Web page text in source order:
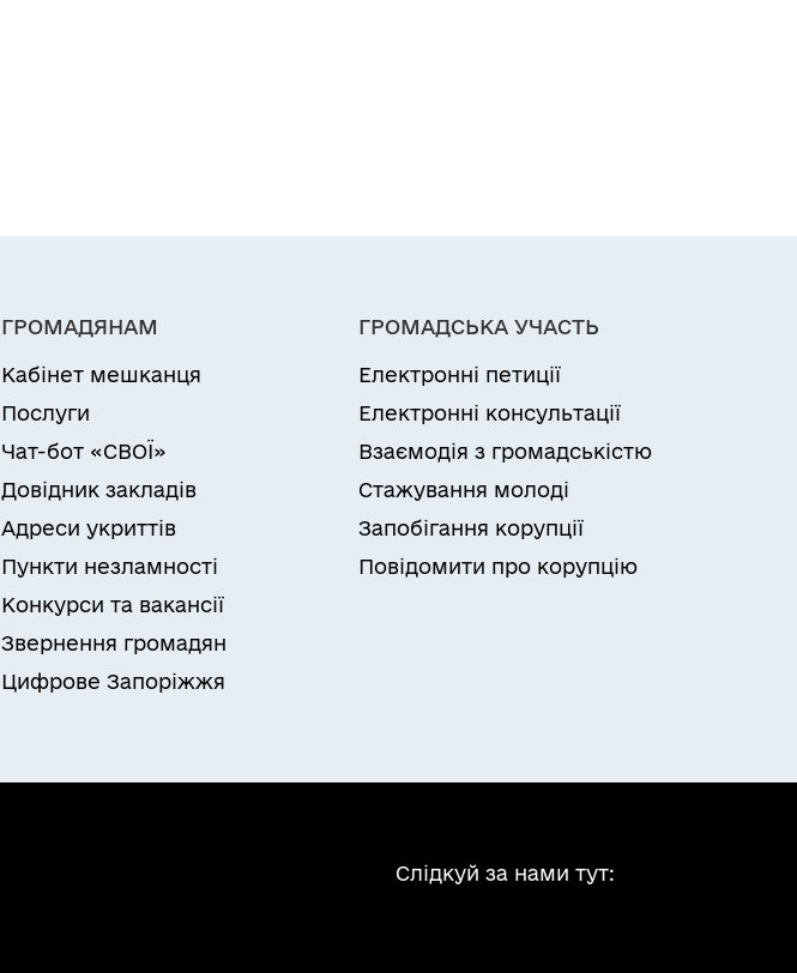
ГРОМАДЯНАМ
Кабінет мешканця
Послуги
Чат-бот «СВОЇ»
Довідник закладів
Адреси укриттів
Пункти незламності
Конкурси та вакансії
Звернення громадян
Цифрове Запоріжжя
ГРОМАДСЬКА УЧАСТЬ
Електронні петиції
Електронні консультації
Взаємодія з громадськістю
Стажування молоді
Запобігання корупції
Повідомити про корупцію
Слідкуй за нами тут: